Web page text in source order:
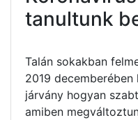
tanultunk
Talán sokakban
2019
járvány hogyan
amiben